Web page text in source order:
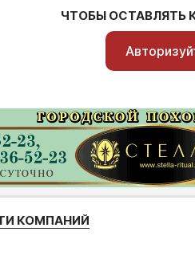
ЧТОБЫ ОСТАВЛЯТЬ
КОМПАНИЙ